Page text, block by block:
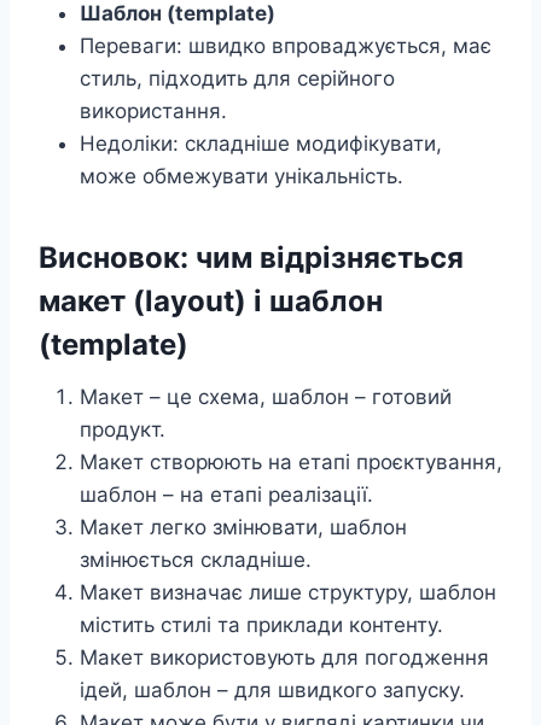
Шаблон (template)
Переваги: швидко впроваджується, має
стиль, підходить для серійного
використання.
Недоліки: складніше модифікувати,
може обмежувати унікальність.
Висновок: чим відрізняється
макет (layout) і шаблон
(template)
Макет – це схема, шаблон – готовий
продукт.
Макет створюють на етапі проєктування,
шаблон – на етапі реалізації.
Макет легко змінювати, шаблон
змінюється складніше.
Макет визначає лише структуру, шаблон
містить стилі та приклади контенту.
Макет використовують для погодження
ідей, шаблон – для швидкого запуску.